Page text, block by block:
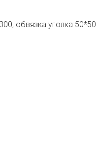
обвязка уголка 50*50.